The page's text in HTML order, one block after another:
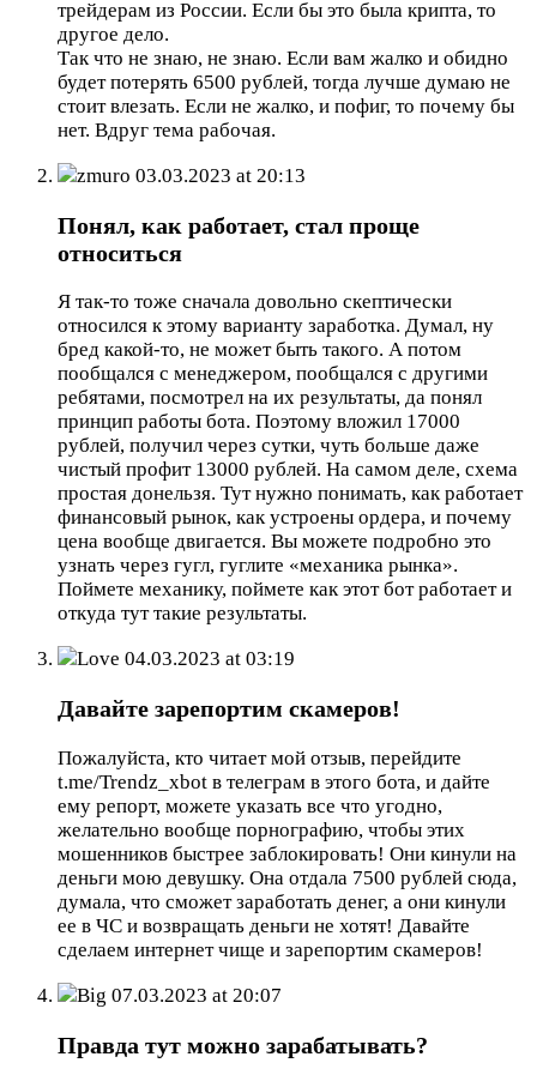
трейдерам из России. Если бы это была крипта, то
другое дело.
Так что не знаю, не знаю. Если вам жалко и обидно
будет потерять 6500 рублей, тогда лучше думаю не
стоит влезать. Если не жалко, и пофиг, то почему бы
нет. Вдруг тема рабочая.
zmuro 03.03.2023 at 20:13
Понял, как работает, стал проще
относиться
Я так-то тоже сначала довольно скептически
относился к этому варианту заработка. Думал, ну
бред какой-то, не может быть такого. А потом
пообщался с менеджером, пообщался с другими
ребятами, посмотрел на их результаты, да понял
принцип работы бота. Поэтому вложил 17000
рублей, получил через сутки, чуть больше даже
чистый профит 13000 рублей. На самом деле, схема
простая донельзя. Тут нужно понимать, как работает
финансовый рынок, как устроены ордера, и почему
цена вообще двигается. Вы можете подробно это
узнать через гугл, гуглите «механика рынка».
Поймете механику, поймете как этот бот работает и
откуда тут такие результаты.
Love 04.03.2023 at 03:19
Давайте зарепортим скамеров!
Пожалуйста, кто читает мой отзыв, перейдите
t.me/Trendz_xbot в телеграм в этого бота, и дайте
ему репорт, можете указать все что угодно,
желательно вообще порнографию, чтобы этих
мошенников быстрее заблокировать! Они кинули на
деньги мою девушку. Она отдала 7500 рублей сюда,
думала, что сможет заработать денег, а они кинули
ее в ЧС и возвращать деньги не хотят! Давайте
сделаем интернет чище и зарепортим скамеров!
Big 07.03.2023 at 20:07
Правда тут можно зарабатывать?